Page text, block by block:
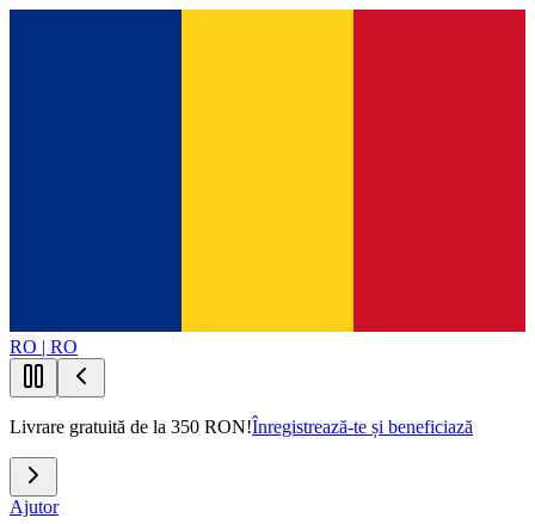
RO | RO
Livrare gratuită de la 350 RON!Înregistrează-te și beneficiază
Ajutor